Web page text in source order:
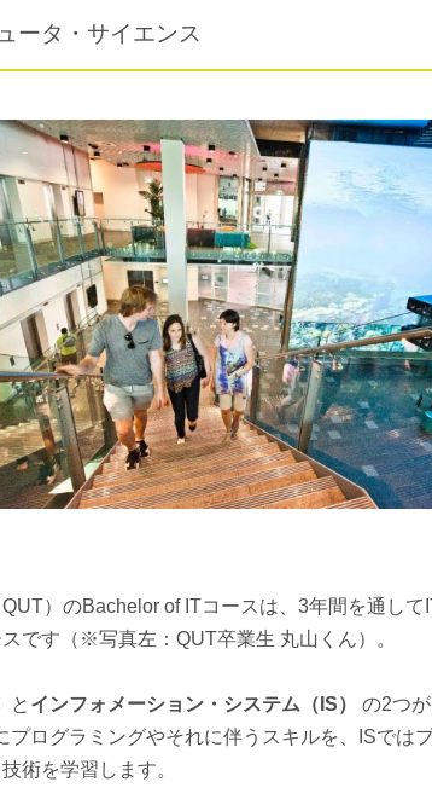
ータ・サイエンス
）のBachelor of ITコースは、3年間を通して
です（※写真左：QUT卒業生 丸山くん）。
と インフォメーション・システム（IS） の2つ
ログラミングやそれに伴うスキルを、ISでは
術を学習します。